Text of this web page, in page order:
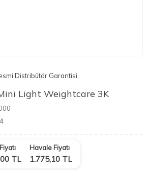
Distribütör Garantisi
Light Weightcare 3K
TL
Havale Fiyatı
1.775,10 TL